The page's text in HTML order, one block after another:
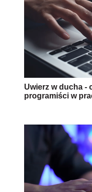
Uwierz w ducha -
programiści w